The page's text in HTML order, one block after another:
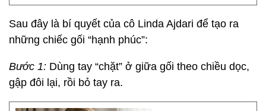
Sau đây là bí quyết của cô Linda Ajdari để tạo ra
những chiếc gối “hạnh phúc”:
Bước 1: Dùng tay “chặt” ở giữa gối theo chiều dọc,
gập đôi lại, rồi bỏ tay ra.